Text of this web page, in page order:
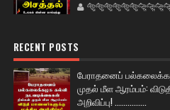
RECENT POSTS
பேராதனைப்
முதல் மீள ஆரம்பம்:
அறிவிப்பு! ...............